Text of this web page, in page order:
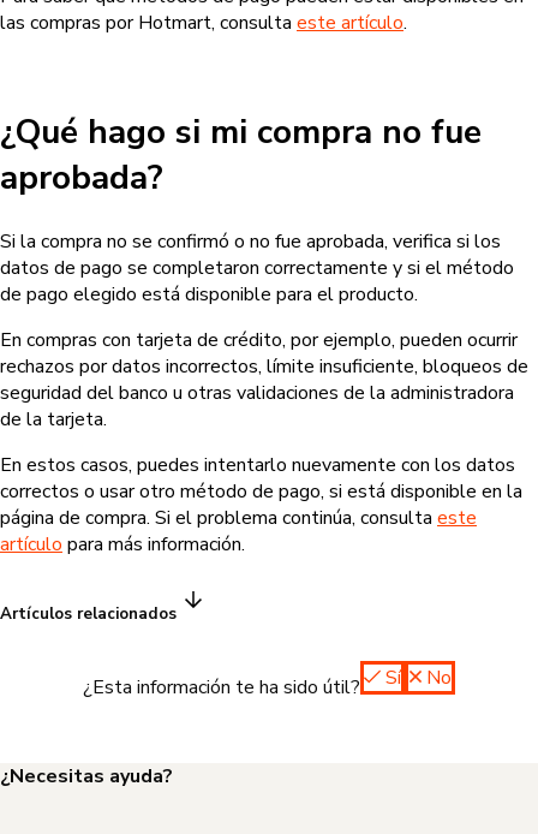
las compras por Hotmart, consulta este artículo.
¿Qué hago si mi compra no fue
aprobada?
Si la compra no se confirmó o no fue aprobada, verifica si los
datos de pago se completaron correctamente y si el método
de pago elegido está disponible para el producto.
En compras con tarjeta de crédito, por ejemplo, pueden ocurrir
rechazos por datos incorrectos, límite insuficiente, bloqueos de
seguridad del banco u otras validaciones de la administradora
de la tarjeta.
En estos casos, puedes intentarlo nuevamente con los datos
correctos o usar otro método de pago, si está disponible en la
página de compra. Si el problema continúa, consulta este
artículo para más información.
Artículos relacionados
¿Esta información te ha sido útil? Sí No
¿Necesitas ayuda?